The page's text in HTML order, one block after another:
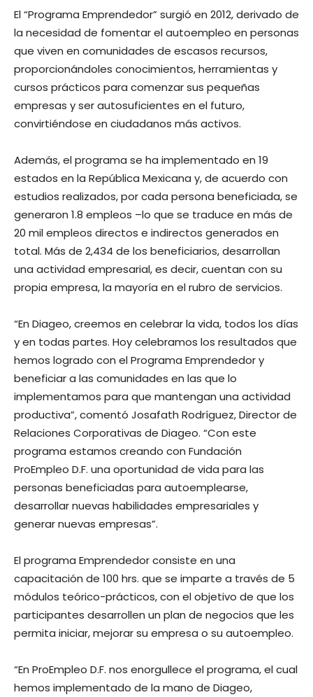
El “Programa Emprendedor” surgió en 2012, derivado de
la necesidad de fomentar el autoempleo en personas
que viven en comunidades de escasos recursos,
proporcionándoles conocimientos, herramientas y
cursos prácticos para comenzar sus pequeñas
empresas y ser autosuficientes en el futuro,
convirtiéndose en ciudadanos más activos.
Además, el programa se ha implementado en 19
estados en la República Mexicana y, de acuerdo con
estudios realizados, por cada persona beneficiada, se
generaron 1.8 empleos –lo que se traduce en más de
20 mil empleos directos e indirectos generados en
total. Más de 2,434 de los beneficiarios, desarrollan
una actividad empresarial, es decir, cuentan con su
propia empresa, la mayoría en el rubro de servicios.
“En Diageo, creemos en celebrar la vida, todos los días
y en todas partes. Hoy celebramos los resultados que
hemos logrado con el Programa Emprendedor y
beneficiar a las comunidades en las que lo
implementamos para que mantengan una actividad
productiva”, comentó Josafath Rodríguez, Director de
Relaciones Corporativas de Diageo. “Con este
programa estamos creando con Fundación
ProEmpleo D.F. una oportunidad de vida para las
personas beneficiadas para autoemplearse,
desarrollar nuevas habilidades empresariales y
generar nuevas empresas”.
El programa Emprendedor consiste en una
capacitación de 100 hrs. que se imparte a través de 5
módulos teórico-prácticos, con el objetivo de que los
participantes desarrollen un plan de negocios que les
permita iniciar, mejorar su empresa o su autoempleo.
“En ProEmpleo D.F. nos enorgullece el programa, el cual
hemos implementado de la mano de Diageo,